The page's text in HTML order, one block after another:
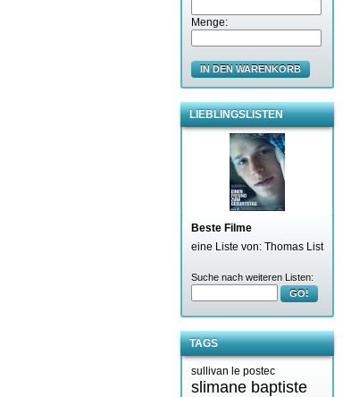
Menge:
IN DEN WARENKORB
LIEBLINGSLISTEN
Beste Filme
eine Liste von: Thomas List
Suche nach weiteren Listen:
GO!
TAGS
sullivan le postec
slimane baptiste